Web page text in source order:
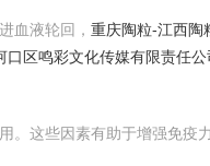
血液轮回， 重庆陶粒-江西陶
口区鸣彩文化传媒有限责任公
这些因素有助于增强免疫